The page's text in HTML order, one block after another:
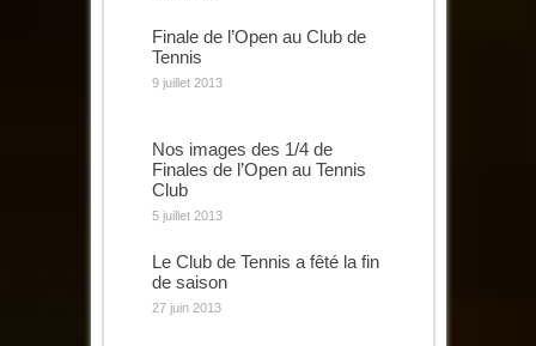
Finale de l’Open au Club de
Tennis
9 juillet 2013
Nos images des 1/4 de
Finales de l’Open au Tennis
Club
5 juillet 2013
Le Club de Tennis a fêté la fin
de saison
27 juin 2013